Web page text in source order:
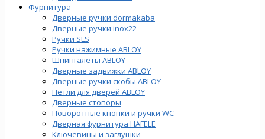
Фурнитура
Дверные ручки dormakaba
Дверные ручки inox22
Ручки SLS
Ручки нажимные ABLOY
Шпингалеты ABLOY
Дверные задвижки ABLOY
Дверные ручки скобы ABLOY
Петли для дверей ABLOY
Дверные стопоры
Поворотные кнопки и ручки WC
Дверная фурнитура HAFELE
Ключевины и заглушки